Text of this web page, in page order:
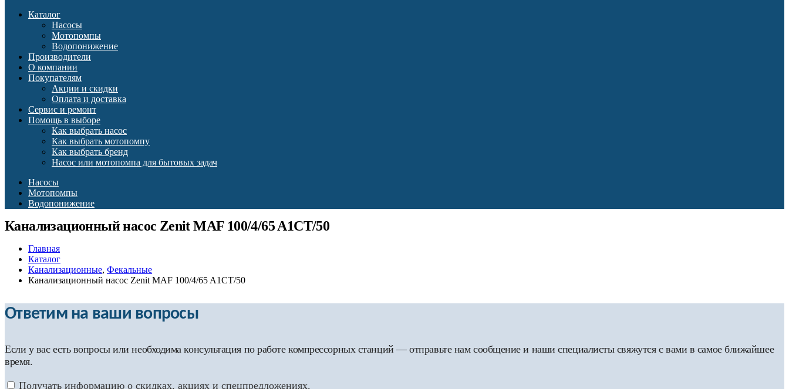
Каталог
Насосы
Мотопомпы
Водопонижение
Производители
О компании
Покупателям
Акции и скидки
Оплата и доставка
Сервис и ремонт
Помощь в выборе
Как выбрать насос
Как выбрать мотопомпу
Как выбрать бренд
Насос или мотопомпа для бытовых задач
Насосы
Мотопомпы
Водопонижение
Канализационный насос Zenit MAF 100/4/65 A1CT/50
Главная
Каталог
Канализационные, Фекальные
Канализационный насос Zenit MAF 100/4/65 A1CT/50
Ответим на ваши вопросы
Если у вас есть вопросы или необходима консультация по работе компрессорных станций — отправьте нам сообщение и наши специалисты свяжутся с вами в самое ближайшее
время.
Получать информацию о скидках, акциях и спецпредложениях.